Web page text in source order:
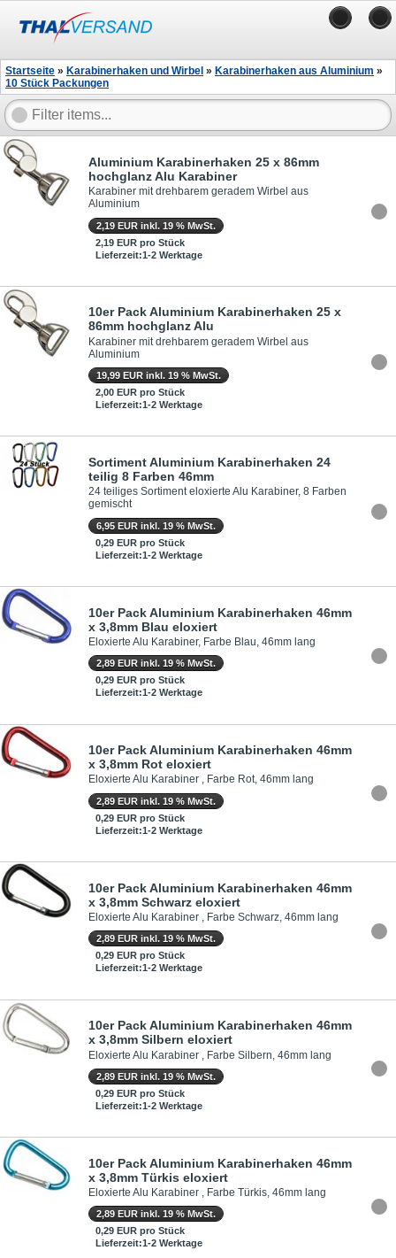
Startseite » Karabinerhaken und Wirbel » Karabinerhaken aus Aluminium »
10 Stück Packungen
Aluminium Karabinerhaken 25 x 86mm
hochglanz Alu Karabiner
Karabiner mit drehbarem geradem Wirbel aus
Aluminium
2,19 EUR inkl. 19 % MwSt.
2,19 EUR pro Stück
Lieferzeit:1-2 Werktage
10er Pack Aluminium Karabinerhaken 25 x
86mm hochglanz Alu
Karabiner mit drehbarem geradem Wirbel aus
Aluminium
19,99 EUR inkl. 19 % MwSt.
2,00 EUR pro Stück
Lieferzeit:1-2 Werktage
Sortiment Aluminium Karabinerhaken 24
teilig 8 Farben 46mm
24 teiliges Sortiment eloxierte Alu Karabiner, 8 Farben
gemischt
6,95 EUR inkl. 19 % MwSt.
0,29 EUR pro Stück
Lieferzeit:1-2 Werktage
10er Pack Aluminium Karabinerhaken 46mm
x 3,8mm Blau eloxiert
Eloxierte Alu Karabiner, Farbe Blau, 46mm lang
2,89 EUR inkl. 19 % MwSt.
0,29 EUR pro Stück
Lieferzeit:1-2 Werktage
10er Pack Aluminium Karabinerhaken 46mm
x 3,8mm Rot eloxiert
Eloxierte Alu Karabiner , Farbe Rot, 46mm lang
2,89 EUR inkl. 19 % MwSt.
0,29 EUR pro Stück
Lieferzeit:1-2 Werktage
10er Pack Aluminium Karabinerhaken 46mm
x 3,8mm Schwarz eloxiert
Eloxierte Alu Karabiner , Farbe Schwarz, 46mm lang
2,89 EUR inkl. 19 % MwSt.
0,29 EUR pro Stück
Lieferzeit:1-2 Werktage
10er Pack Aluminium Karabinerhaken 46mm
x 3,8mm Silbern eloxiert
Eloxierte Alu Karabiner , Farbe Silbern, 46mm lang
2,89 EUR inkl. 19 % MwSt.
0,29 EUR pro Stück
Lieferzeit:1-2 Werktage
10er Pack Aluminium Karabinerhaken 46mm
x 3,8mm Türkis eloxiert
Eloxierte Alu Karabiner , Farbe Türkis, 46mm lang
2,89 EUR inkl. 19 % MwSt.
0,29 EUR pro Stück
Lieferzeit:1-2 Werktage